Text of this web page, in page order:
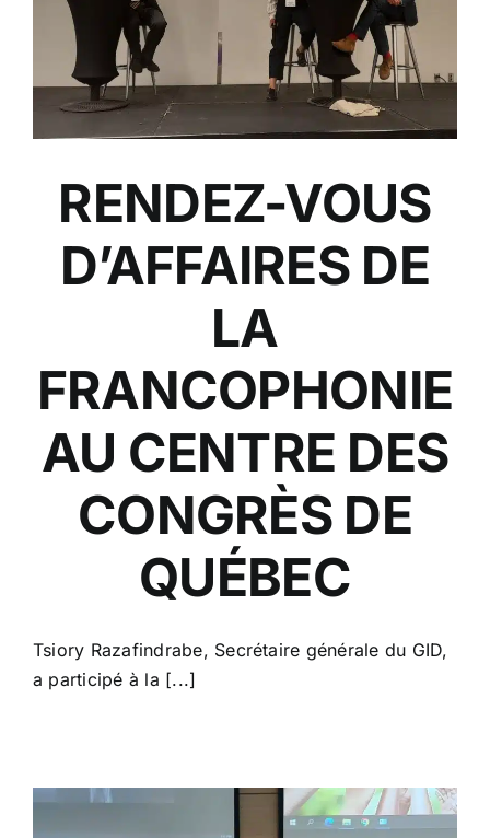
RENDEZ-VOUS
D’AFFAIRES DE
LA
FRANCOPHONIE
AU CENTRE DES
CONGRÈS DE
QUÉBEC
Tsiory Razafindrabe, Secrétaire générale du GID,
a participé à la [...]